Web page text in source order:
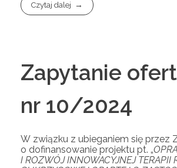
Czytaj dalej
Zapytanie
nr 10/2024
W związku z ubieganiem się przez
o dofinansowanie projektu pt. „
I ROZWÓJ INNOWACYJNEJ TERAPII